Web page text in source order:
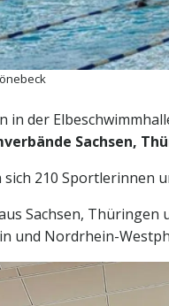
in der
Sachsen,
sich 210 Sportlerinnen
Sachsen,
und Nordrhein-